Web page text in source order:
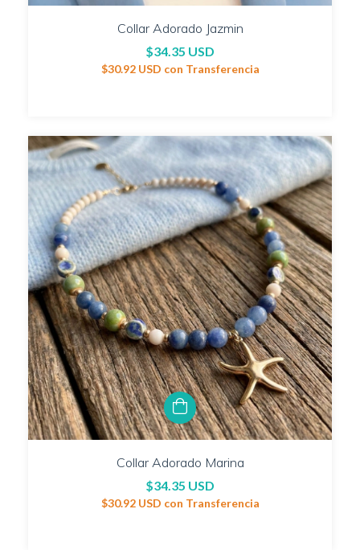
Collar Adorado Jazmin
$34.35 USD
$30.92 USD con Transferencia
Collar Adorado Marina
$34.35 USD
$30.92 USD con Transferencia